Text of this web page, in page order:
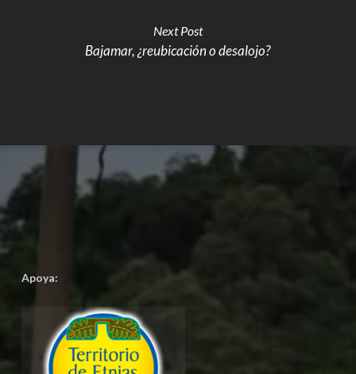
Next Post
Bajamar, ¿reubicación o desalojo?
Apoya: